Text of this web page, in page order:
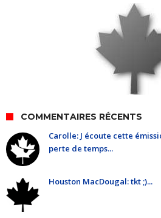
COMMENTAIRES RÉCENTS
Carolle: J écoute cette
perte de temps...
Houston MacDougal: tkt ;)...